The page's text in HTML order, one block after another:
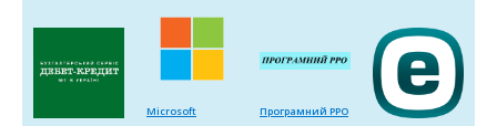
Microsoft
Програмний РРО